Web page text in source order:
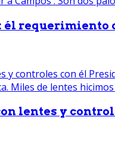
él requerimiento
lentes y